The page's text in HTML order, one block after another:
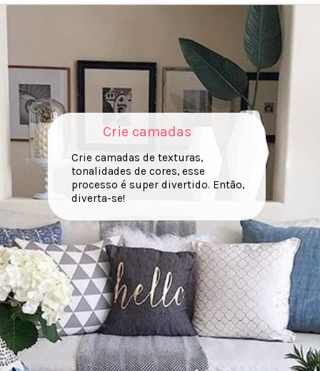
Crie camadas
Crie camadas de texturas,
tonalidades de cores, esse
processo é super divertido. Então,
diverta-se!